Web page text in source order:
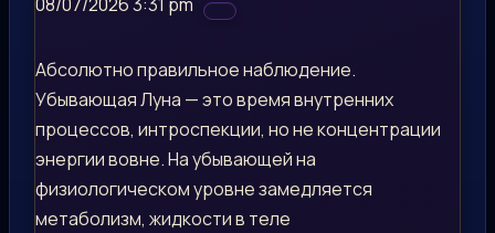
Абсолютно правильное наблюдение.
Убывающая Луна — это время внутренних
процессов, интроспекции, но не концентрации
энергии вовне. На убывающей на
физиологическом уровне замедляется
метаболизм, жидкости в теле